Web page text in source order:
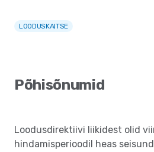
LOODUSKAITSE
Põhisõnumid
Loodusdirektiivi liikidest olid
hindamisperioodil heas